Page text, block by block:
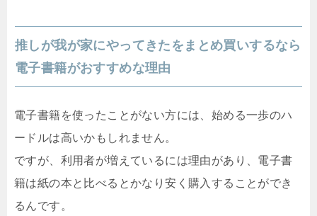
推しが我が家にやってきたをまとめ買いするなら
電子書籍がおすすめな理由
電子書籍を使ったことがない方には、始める一歩のハ
ードルは高いかもしれません。
ですが、利用者が増えているには理由があり、電子書
籍は紙の本と比べるとかなり安く購入することができ
るんです。